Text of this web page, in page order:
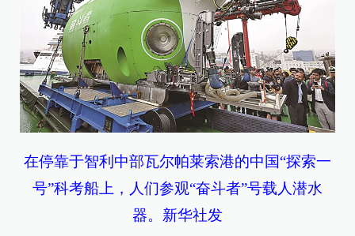
在停靠于智利中部瓦尔帕莱索港的中国“探索一
号”科考船上，人们参观“奋斗者”号载人潜水
器。新华社发